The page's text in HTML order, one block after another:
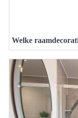
Welke